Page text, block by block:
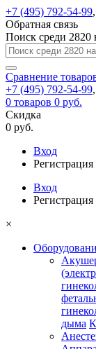
+7 (495) 792-54-99,
Обратная связь
Поиск среди 2820
Сравнение
+7 (495) 792-54-99,
0 товаров 0 руб.
Скидка
0 руб.
Вход
Регистрация
Вход
Регистрация
×
дыма